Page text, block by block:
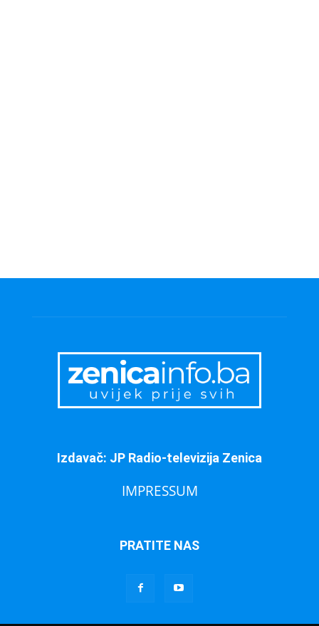
Izdavač: JP Radio-televizija Zenica
IMPRESSUM
PRATITE NAS